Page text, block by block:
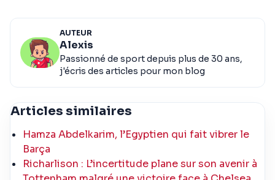
AUTEUR
Alexis
Passionné de sport depuis plus de 30 ans,
j'écris des articles pour mon blog
Articles similaires
Hamza Abdelkarim, l’Egyptien qui fait vibrer le
Barça
Richarlison : L’incertitude plane sur son avenir à